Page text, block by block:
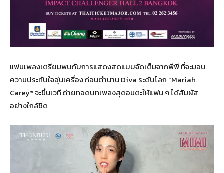
แฟนเพลงเตรียมพบกับการแสดงสดแบบจัดเต็มจากพีพี ที่จะมอบ
ความประทับใจอุ่นเครื่อง ก่อนตำนาน Diva ระดับโลก “Mariah
Carey* จะขึ้นเวที ถ่ายทอดบทเพลงสุดอมตะให้แฟน ๆ ได้สัมผัส
อย่างใกล้ชิด